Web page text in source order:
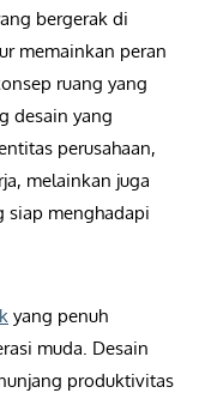
bergerak di
memainkan peran
ruang yang
desain yang
perusahaan,
melainkan juga
siap menghadapi
yang penuh
muda. Desain
produktivitas